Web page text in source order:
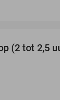
(2 tot 2,5